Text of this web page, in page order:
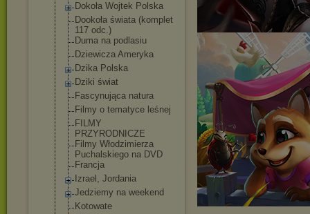
Dokoła Wojtek Polska
Dookoła świata (komplet
117 odc.)
Duma na podlasiu
Dziewicza Ameryka
Dzika Polska
Dziki świat
Fascynująca natura
Filmy o tematyce leśnej
FILMY
PRZYRODNICZE
Filmy Włodzimierza
Puchalskiego na DVD
Francja
Izrael, Jordania
Jedziemy na weekend
Kotowate